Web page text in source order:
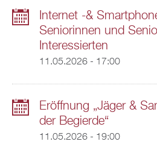
Internet -&
Seniorinnen und
Interessierten
11.05.2026 - 17:00
Eröffnung „Jäger &
der Begierde“
11.05.2026 - 19:00